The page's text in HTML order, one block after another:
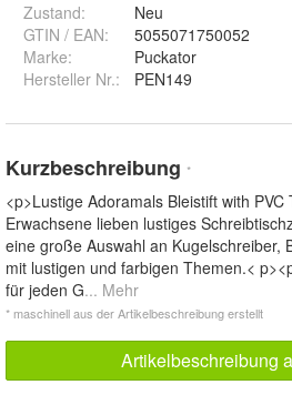
Zustand:
Neu
GTIN / EAN:
5055071750052
Marke:
Puckator
Hersteller Nr.:
PEN149
Kurzbeschreibung *
<p>Lustige Adoramals Bleistift with PVC
Erwachsene lieben lustiges
eine große Auswahl an Kugelschreiber,
mit lustigen und farbigen Themen.<
für jeden G... Mehr
* maschinell aus der Artikelbeschreibung erstellt
Artikelbeschreibung